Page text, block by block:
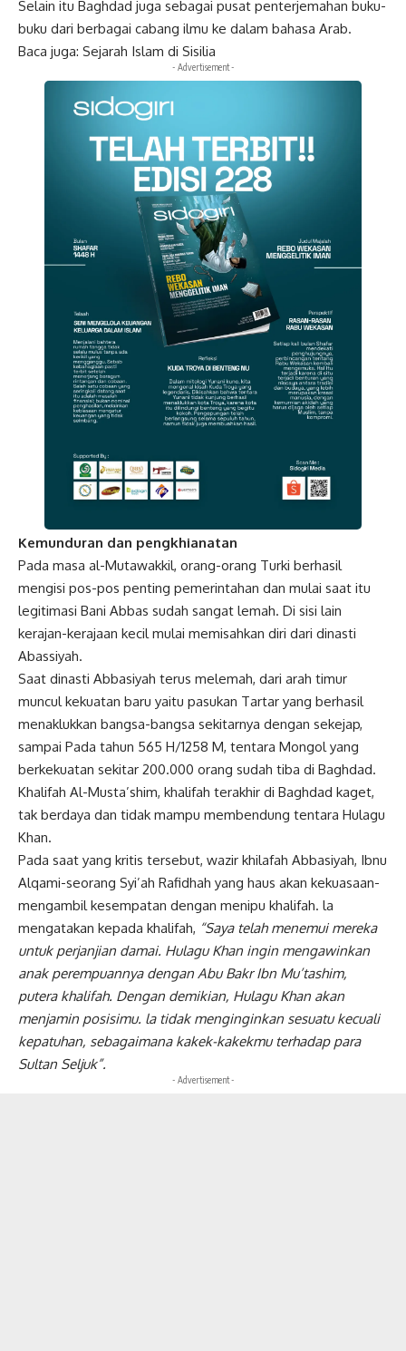
Selain itu Baghdad juga sebagai pusat penterjemahan buku-
buku dari berbagai cabang ilmu ke dalam bahasa Arab.
Baca juga: Sejarah Islam di Sisilia
- Advertisement -
Kemunduran dan pengkhianatan
Pada masa al-Mutawakkil, orang-orang Turki berhasil
mengisi pos-pos penting pemerintahan dan mulai saat itu
legitimasi Bani Abbas sudah sangat lemah. Di sisi lain
kerajan-kerajaan kecil mulai memisahkan diri dari dinasti
Abassiyah.
Saat dinasti Abbasiyah terus melemah, dari arah timur
muncul kekuatan baru yaitu pasukan Tartar yang berhasil
menaklukkan bangsa-bangsa sekitarnya dengan sekejap,
sampai Pada tahun 565 H/1258 M, tentara Mongol yang
berkekuatan sekitar 200.000 orang sudah tiba di Baghdad.
Khalifah Al-Musta’shim, khalifah terakhir di Baghdad kaget,
tak berdaya dan tidak mampu membendung tentara Hulagu
Khan.
Pada saat yang kritis tersebut, wazir khilafah Abbasiyah, Ibnu
Alqami-seorang Syi’ah Rafidhah yang haus akan kekuasaan-
mengambil kesempatan dengan menipu khalifah. la
mengatakan kepada khalifah, “Saya telah menemui mereka
untuk perjanjian damai. Hulagu Khan ingin mengawinkan
anak perempuannya dengan Abu Bakr Ibn Mu’tashim,
putera khalifah. Dengan demikian, Hulagu Khan akan
menjamin posisimu. la tidak menginginkan sesuatu kecuali
kepatuhan, sebagaimana kakek-kakekmu terhadap para
Sultan Seljuk”.
- Advertisement -